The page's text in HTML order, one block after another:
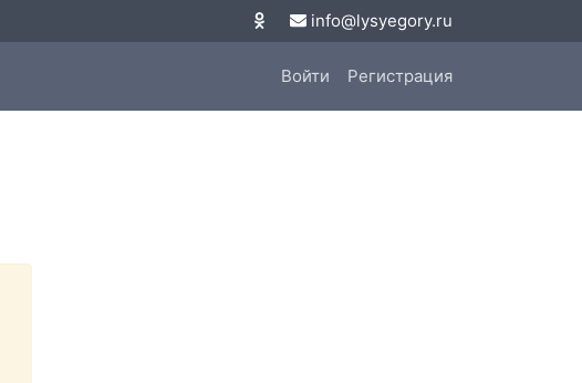
info@lysyegory.ru
Войти Регистрация